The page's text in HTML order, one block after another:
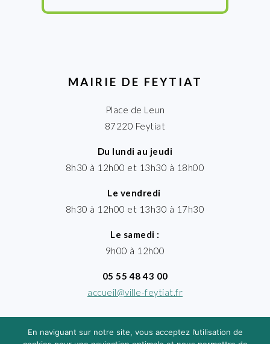
MAIRIE DE FEYTIAT
Place de Leun
87220 Feytiat
Du lundi au jeudi
8h30 à 12h00 et 13h30 à 18h00
Le vendredi
8h30 à 12h00 et 13h30 à 17h30
Le samedi :
9h00 à 12h00
05 55 48 43 00
accueil@ville-feytiat.fr
En naviguant sur notre site, vous acceptez l’utilisation de